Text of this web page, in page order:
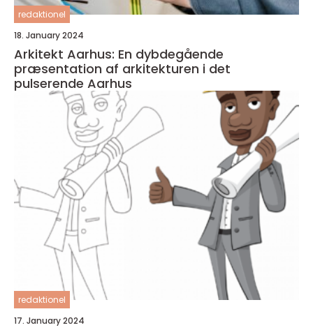
redaktionel
18. January 2024
Arkitekt Aarhus: En dybdegående
præsentation af arkitekturen i det
pulserende Aarhus
redaktionel
17. January 2024